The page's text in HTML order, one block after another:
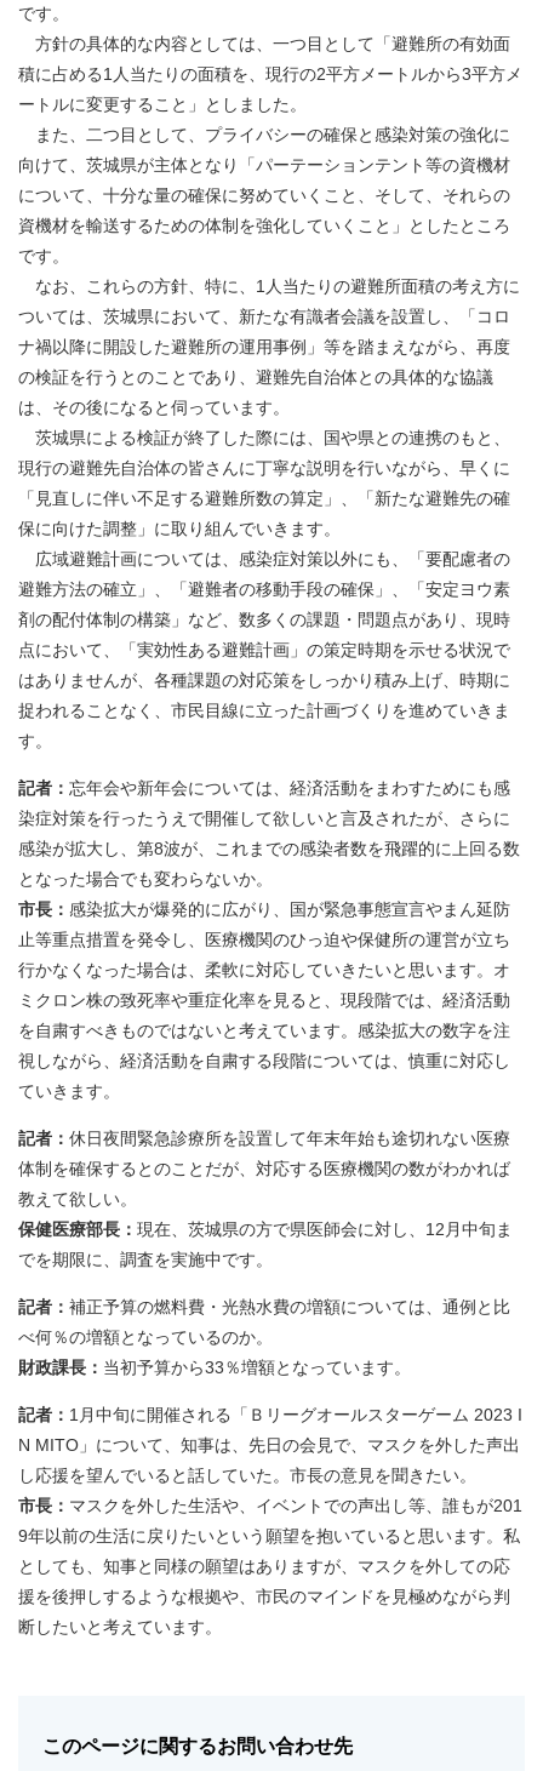
です。
方針の具体的な内容としては、一つ目として「避難所の有効面
積に占める1人当たりの面積を、現行の2平方メートルから3平方メ
ートルに変更すること」としました。
また、二つ目として、プライバシーの確保と感染対策の強化に
向けて、茨城県が主体となり「パーテーションテント等の資機材
について、十分な量の確保に努めていくこと、そして、それらの
資機材を輸送するための体制を強化していくこと」としたところ
です。
なお、これらの方針、特に、1人当たりの避難所面積の考え方に
ついては、茨城県において、新たな有識者会議を設置し、「コロ
ナ禍以降に開設した避難所の運用事例」等を踏まえながら、再度
の検証を行うとのことであり、避難先自治体との具体的な協議
は、その後になると伺っています。
茨城県による検証が終了した際には、国や県との連携のもと、
現行の避難先自治体の皆さんに丁寧な説明を行いながら、早くに
「見直しに伴い不足する避難所数の算定」、「新たな避難先の確
保に向けた調整」に取り組んでいきます。
広域避難計画については、感染症対策以外にも、「要配慮者の
避難方法の確立」、「避難者の移動手段の確保」、「安定ヨウ素
剤の配付体制の構築」など、数多くの課題・問題点があり、現時
点において、「実効性ある避難計画」の策定時期を示せる状況で
はありませんが、各種課題の対応策をしっかり積み上げ、時期に
捉われることなく、市民目線に立った計画づくりを進めていきま
す。
記者： 忘年会や新年会については、経済活動をまわすためにも感
染症対策を行ったうえで開催して欲しいと言及されたが、さらに
感染が拡大し、第8波が、これまでの感染者数を飛躍的に上回る数
となった場合でも変わらないか。
市長： 感染拡大が爆発的に広がり、国が緊急事態宣言やまん延防
止等重点措置を発令し、医療機関のひっ迫や保健所の運営が立ち
行かなくなった場合は、柔軟に対応していきたいと思います。オ
ミクロン株の致死率や重症化率を見ると、現段階では、経済活動
を自粛すべきものではないと考えています。感染拡大の数字を注
視しながら、経済活動を自粛する段階については、慎重に対応し
ていきます。
記者： 休日夜間緊急診療所を設置して年末年始も途切れない医療
体制を確保するとのことだが、対応する医療機関の数がわかれば
教えて欲しい。
保健医療部長： 現在、茨城県の方で県医師会に対し、12月中旬ま
でを期限に、調査を実施中です。
記者： 補正予算の燃料費・光熱水費の増額については、通例と比
べ何％の増額となっているのか。
財政課長： 当初予算から33％増額となっています。
記者： 1月中旬に開催される「Ｂリーグオールスターゲーム 2023 I
N MITO」について、知事は、先日の会見で、マスクを外した声出
し応援を望んでいると話していた。市長の意見を聞きたい。
市長： マスクを外した生活や、イベントでの声出し等、誰もが201
9年以前の生活に戻りたいという願望を抱いていると思います。私
としても、知事と同様の願望はありますが、マスクを外しての応
援を後押しするような根拠や、市民のマインドを見極めながら判
断したいと考えています。
このページに関するお問い合わせ先